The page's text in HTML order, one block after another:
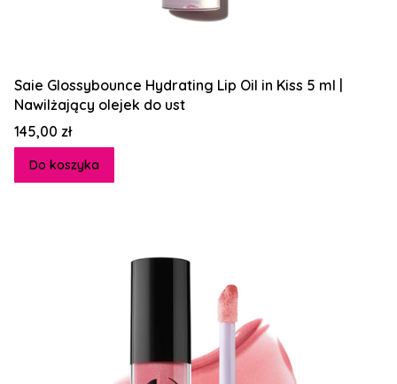
Saie Glossybounce Hydrating Lip Oil in Kiss 5 ml |
Nawilżający olejek do ust
Cena
145,00 zł
Do koszyka